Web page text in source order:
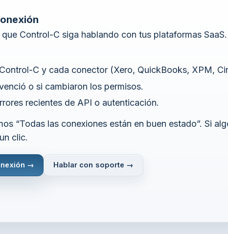
Control-C siga hablando con tus plataformas
C y cada conector (Xero, QuickBooks, XPM,
o si cambiaron los permisos.
recientes de API o autenticación.
“Todas las conexiones están en buen estado”. Si
clic.
→ Hablar con soporte →